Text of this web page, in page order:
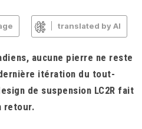
translated by AI
aucune pierre ne reste
itération du tout-
de suspension LC2R fait
retour.